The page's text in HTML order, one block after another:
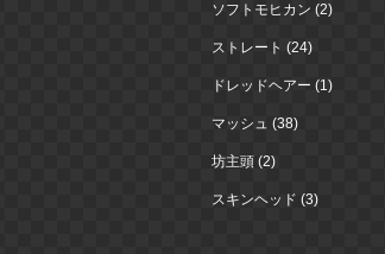
ソフトモヒカン (2)
ストレート (24)
ドレッドヘアー (1)
マッシュ (38)
坊主頭 (2)
スキンヘッド (3)